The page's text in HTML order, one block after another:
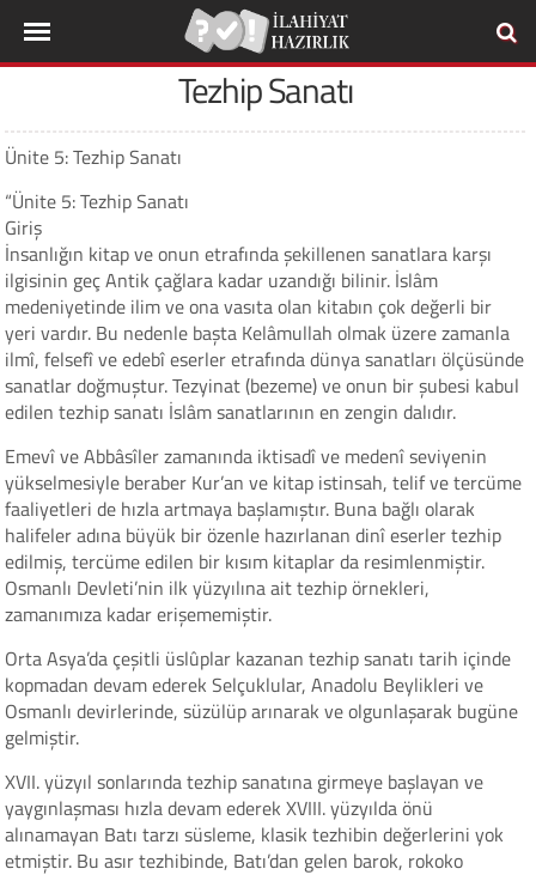
Tezhip Sanatı
Ünite 5: Tezhip Sanatı
“Ünite 5: Tezhip Sanatı
Giriş
İnsanlığın kitap ve onun etrafında şekillenen sanatlara karşı
ilgisinin geç Antik çağlara kadar uzandığı bilinir. İslâm
medeniyetinde ilim ve ona vasıta olan kitabın çok değerli bir
yeri vardır. Bu nedenle başta Kelâmullah olmak üzere zamanla
ilmî, felsefî ve edebî eserler etrafında dünya sanatları ölçüsünde
sanatlar doğmuştur. Tezyinat (bezeme) ve onun bir şubesi kabul
edilen tezhip sanatı İslâm sanatlarının en zengin dalıdır.
Emevî ve Abbâsîler zamanında iktisadî ve medenî seviyenin
yükselmesiyle beraber Kur’an ve kitap istinsah, telif ve tercüme
faaliyetleri de hızla artmaya başlamıştır. Buna bağlı olarak
halifeler adına büyük bir özenle hazırlanan dinî eserler tezhip
edilmiş, tercüme edilen bir kısım kitaplar da resimlenmiştir.
Osmanlı Devleti’nin ilk yüzyılına ait tezhip örnekleri,
zamanımıza kadar erişememiştir.
Orta Asya’da çeşitli üslûplar kazanan tezhip sanatı tarih içinde
kopmadan devam ederek Selçuklular, Anadolu Beylikleri ve
Osmanlı devirlerinde, süzülüp arınarak ve olgunlaşarak bugüne
gelmiştir.
XVII. yüzyıl sonlarında tezhip sanatına girmeye başlayan ve
yaygınlaşması hızla devam ederek XVIII. yüzyılda önü
alınamayan Batı tarzı süsleme, klasik tezhibin değerlerini yok
etmiştir. Bu asır tezhibinde, Batı’dan gelen barok, rokoko